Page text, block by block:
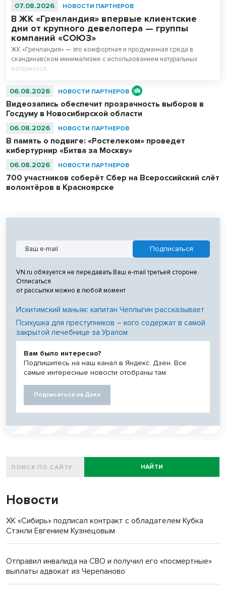
07.08.2026 НОВОСТИ ПАРТНЕРОВ
В ЖК «Гренландия» впервые клиентские
дни от крупного девелопера — группы
компаний «СОЮЗ»
ЖК «Гренландия» — это комфортная и продуманная среда в
скандинавском минимализме с использованием натуральных
материалов.
06.08.2026 НОВОСТИ ПАРТНЕРОВ
Видеозапись обеспечит прозрачность выборов в
Госдуму в Новосибирской области
06.08.2026 НОВОСТИ ПАРТНЕРОВ
В память о подвиге: «Ростелеком» проведет
кибертурнир «Битва за Москву»
06.08.2026 НОВОСТИ ПАРТНЕРОВ
700 участников соберёт Сбер на Всероссийский слёт
волонтёров в Красноярске
VN.ru обязуется не передавать Ваш e-mail третьей стороне.
Отписаться
от рассылки можно в любой момент
Искитимский маньяк: капитан Чеплыгин рассказывает
Психушка для преступников – кого содержат в самой
закрытой лечебнице за Уралом
Вам было интересно?
Подпишитесь на наш канал в Яндекс. Дзен. Все
самые интересные новости отобраны там.
Подписаться на Дзен
НАЙТИ
Новости
ХК «Сибирь» подписал контракт с обладателем Кубка
Стэнли Евгением Кузнецовым
Отправил инвалида на СВО и получил его «посмертные»
выплаты адвокат из Черепаново